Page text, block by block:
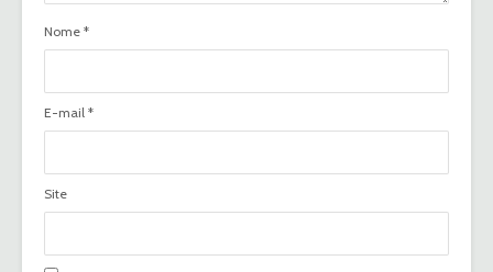
Nome *
E-mail *
Site